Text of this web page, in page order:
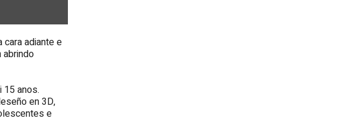
cara adiante e
abrindo
15 anos.
en 3D,
e